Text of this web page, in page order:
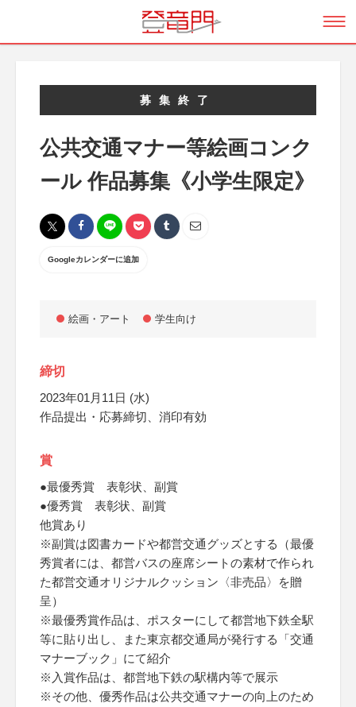
募集終了
公共交通マナー等絵画コンク
ール 作品募集《小学生限定》
Googleカレンダーに追加
絵画・アート 学生向け
締切
2023年01月11日 (水)
作品提出・応募締切、消印有効
賞
●最優秀賞 表彰状、副賞
●優秀賞 表彰状、副賞
他賞あり
※副賞は図書カードや都営交通グッズとする（最優
秀賞者には、都営バスの座席シートの素材で作られ
た都営交通オリジナルクッション〈非売品〉を贈
呈）
※最優秀賞作品は、ポスターにして都営地下鉄全駅
等に貼り出し、また東京都交通局が発行する「交通
マナーブック」にて紹介
※入賞作品は、都営地下鉄の駅構内等で展示
※その他、優秀作品は公共交通マナーの向上のため